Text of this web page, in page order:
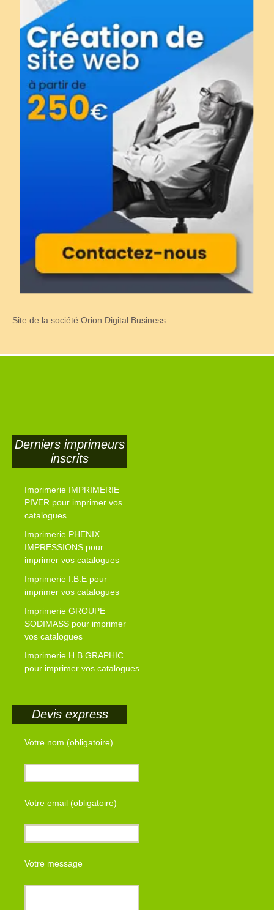
Site de la société Orion Digital Business
Derniers imprimeurs
inscrits
Imprimerie IMPRIMERIE
PIVER pour imprimer vos
catalogues
Imprimerie PHENIX
IMPRESSIONS pour
imprimer vos catalogues
Imprimerie I.B.E pour
imprimer vos catalogues
Imprimerie GROUPE
SODIMASS pour imprimer
vos catalogues
Imprimerie H.B.GRAPHIC
pour imprimer vos catalogues
Devis express
Votre nom (obligatoire)
Votre email (obligatoire)
Votre message